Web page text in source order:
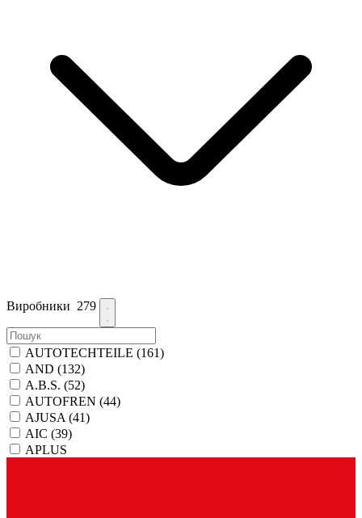
Виробники 279
AUTOTECHTEILE (161)
AND (132)
A.B.S. (52)
AUTOFREN (44)
AJUSA (41)
AIC (39)
APLUS